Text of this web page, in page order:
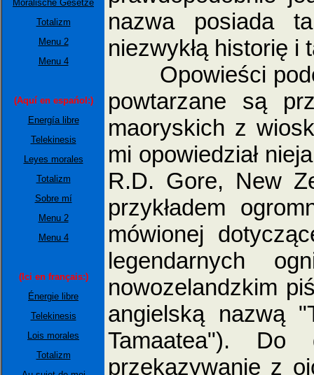
Moralische Gesetze
Totalizm
Menu 2
Menu 4
(Aquí en espańol:)
Energía libre
Telekinesis
Leyes morales
Totalizm
Sobre mí
Menu 2
Menu 4
(Ici en français:)
Énergie libre
Telekinesis
Lois morales
Totalizm
nazwa posiada
niezwykłą historię
Opowieści
powtarzane są
maoryskich z
mi opowiedział
R.D. Gore, New
przykładem
mówionej
legendarnych
nowozelandzkim
angielską nazwą
Tamaatea"). Do
przekazywanie z